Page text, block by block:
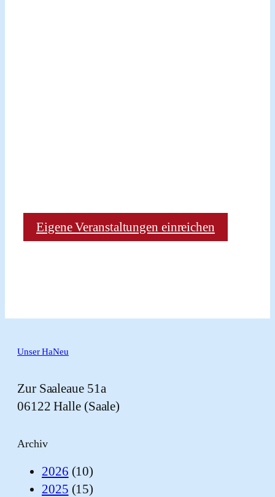
Eigene Veranstaltungen einreichen
Unser HaNeu
Zur Saaleaue 51a
06122 Halle (Saale)
Archiv
2026 (10)
2025 (15)